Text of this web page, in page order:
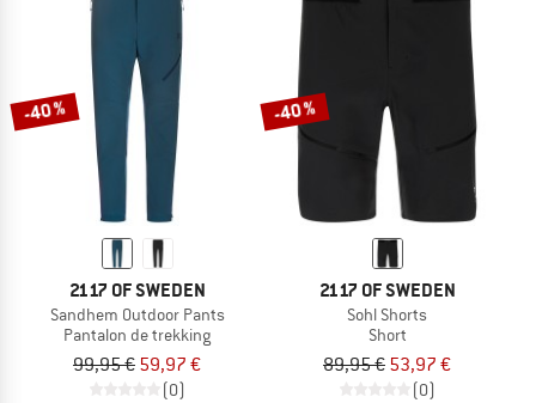
-40 %
2117 OF SWEDEN
Sandhem Outdoor Pants
Pantalon de trekking
99,95 € 59,97 €
(0)
-40 %
2117 OF SWEDEN
Sohl Shorts
Short
89,95 € 53,97 €
(0)